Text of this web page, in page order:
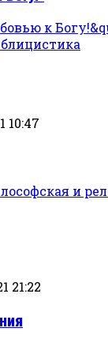
10:47
и
21:22